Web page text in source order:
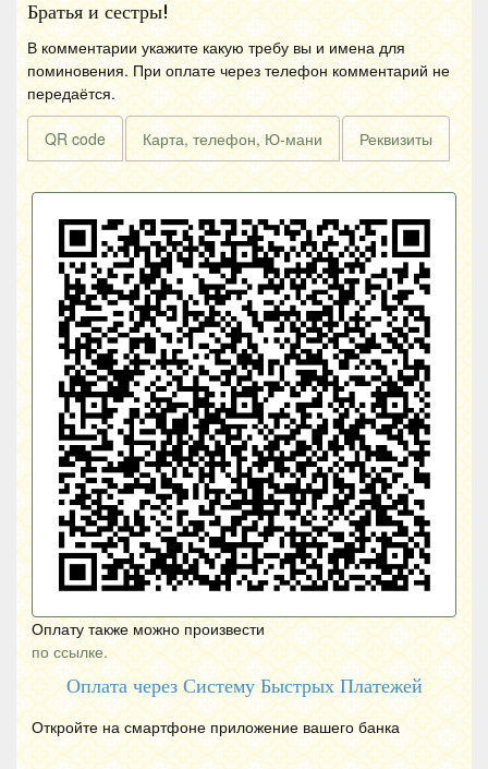
Братья и сестры!
В комментарии укажите какую требу вы и имена для
поминовения. При оплате через телефон комментарий не
передаётся.
QR code Карта, телефон, Ю-мани Реквизиты
Оплату также можно произвести
по ссылке.
Оплата через Систему Быстрых Платежей
Откройте на смартфоне приложение вашего банка